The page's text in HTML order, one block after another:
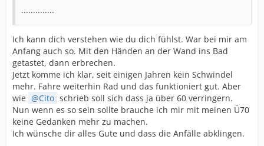
..............
Ich kann dich verstehen wie du dich fühlst. War bei mir am
Anfang auch so. Mit den Händen an der Wand ins Bad
getastet, dann erbrechen.
Jetzt komme ich klar, seit einigen Jahren kein Schwindel
mehr. Fahre weiterhin Rad und das funktioniert gut. Aber
wie
Cito schrieb soll sich dass ja über 60 verringern.
Nun wenn es so sein sollte brauche ich mir mit meinen Ü70
keine Gedanken mehr zu machen.
Ich wünsche dir alles Gute und dass die Anfälle abklingen.